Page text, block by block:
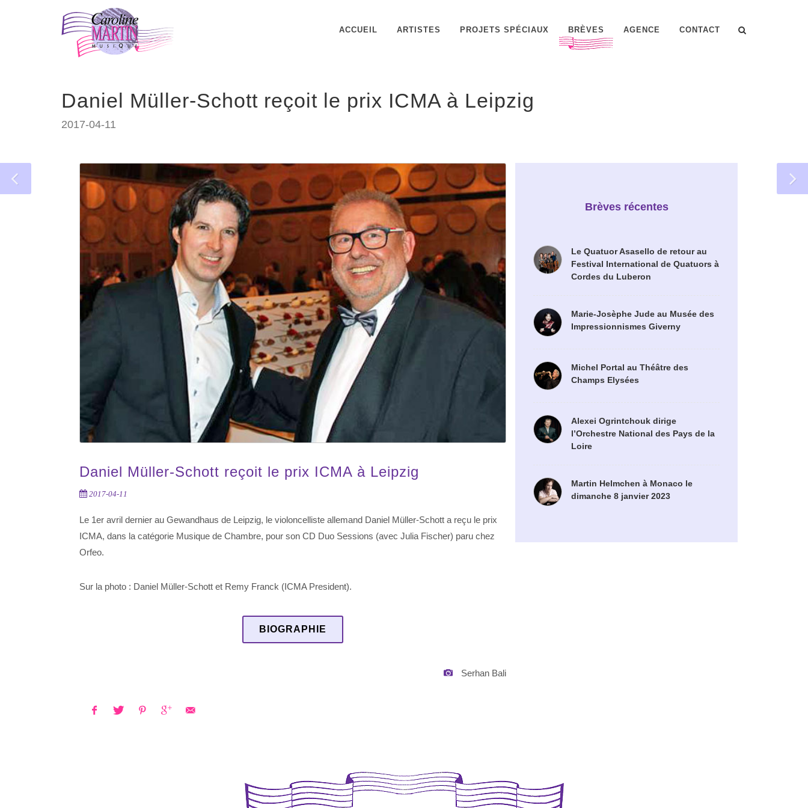
ACCUEIL ARTISTES PROJETS SPÉCIAUX BRÈVES AGENCE CONTACT
Daniel Müller-Schott reçoit le prix ICMA à Leipzig
2017-04-11
Daniel Müller-Schott reçoit le prix ICMA à Leipzig
2017-04-11
Le 1er avril dernier au Gewandhaus de Leipzig, le violoncelliste allemand Daniel Müller-Schott a reçu le prix
ICMA, dans la catégorie Musique de Chambre, pour son CD Duo Sessions (avec Julia Fischer) paru chez
Orfeo.
Sur la photo : Daniel Müller-Schott et Remy Franck (ICMA President).
BIOGRAPHIE
Serhan Bali
Brèves récentes
Le Quatuor Asasello de retour au
Festival International de Quatuors à
Cordes du Luberon
Marie-Josèphe Jude au Musée des
Impressionnismes Giverny
Michel Portal au Théâtre des
Champs Elysées
Alexei Ogrintchouk dirige
l’Orchestre National des Pays de la
Loire
Martin Helmchen à Monaco le
dimanche 8 janvier 2023